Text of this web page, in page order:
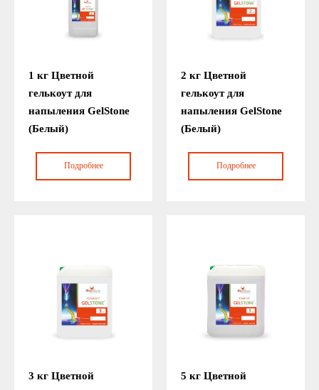
1 кг Цветной
гелькоут для
напыления GelStone
(Белый)
Подробнее
2 кг Цветной
гелькоут для
напыления GelStone
(Белый)
Подробнее
3 кг Цветной
5 кг Цветной